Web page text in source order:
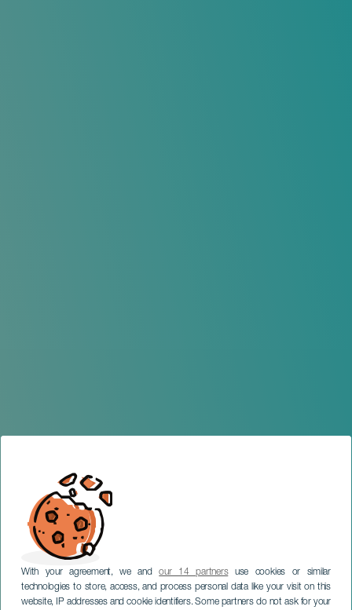
With your agreement, we andour 14 partnersuse cookies or similar
technologies to store, access, and process personal data like your visit on this
website, IP addresses and cookie identifiers. Some partners do not ask for your